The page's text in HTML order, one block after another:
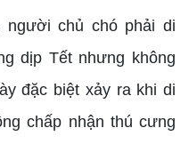
người chủ chó phải di
dịp Tết nhưng không
đặc biệt xảy ra khi di
chấp nhận thú cưng